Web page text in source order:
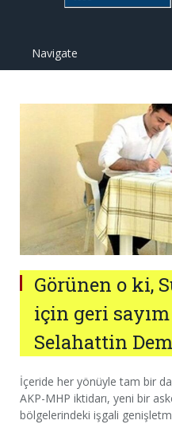
Navigate
Görünen o ki,
için geri
Selahattin
İçeride her yönüyle tam bir
AKP-MHP iktidarı, yeni bir
bölgelerindeki işgali